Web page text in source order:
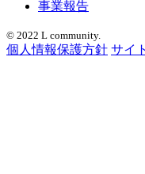
事業報告
© 2022 L community.
個人情報保護方針 サイ